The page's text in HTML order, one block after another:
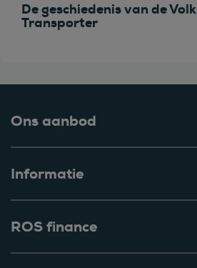
De geschiedenis van de
Transporter
Ons aanbod
Informatie
ROS finance